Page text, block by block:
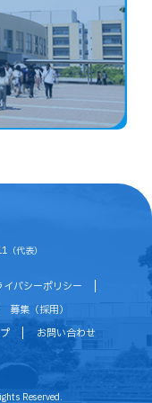
代表）
イバシーポリシー
募集（採用）
お問い合わせ
Reserved.